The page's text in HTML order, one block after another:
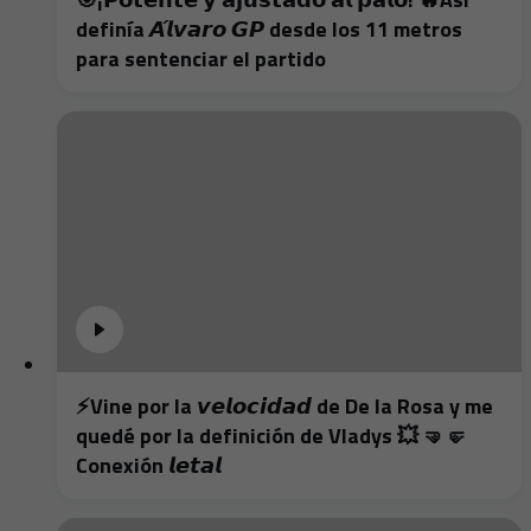
definía 𝘼́𝙡𝙫𝙖𝙧𝙤 𝙂𝙋 desde los 11 metros
para sentenciar el partido
⚡️Vine por la 𝙫𝙚𝙡𝙤𝙘𝙞𝙙𝙖𝙙 de De la Rosa y me
quedé por la definición de Vladys 💥 🤜🤛
Conexión 𝙡𝙚𝙩𝙖𝙡